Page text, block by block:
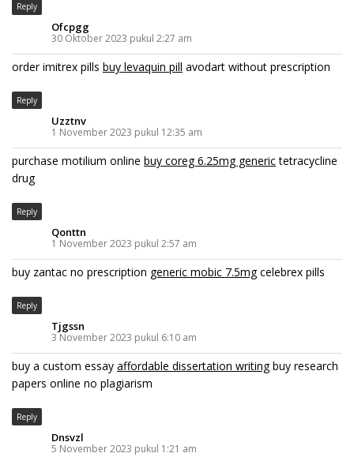
Reply
Ofcpgg
30 Oktober 2023 pukul 2:27 am
order imitrex pills buy levaquin pill avodart without prescription
Reply
Uzztnv
1 November 2023 pukul 12:35 am
purchase motilium online buy coreg 6.25mg generictetracycline
drug
Reply
Qonttn
1 November 2023 pukul 2:57 am
buy zantac no prescription generic mobic 7.5mgcelebrex pills
Reply
Tjgssn
3 November 2023 pukul 6:10 am
buy a custom essay affordable dissertation writingbuy research
papers online no plagiarism
Reply
Dnsvzl
5 November 2023 pukul 1:21 am